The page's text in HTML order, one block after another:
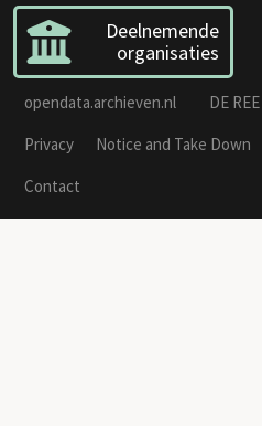
Deelnemende
organisaties
opendata.archieven.nl DE REE
Privacy
Notice and Take Down
Contact